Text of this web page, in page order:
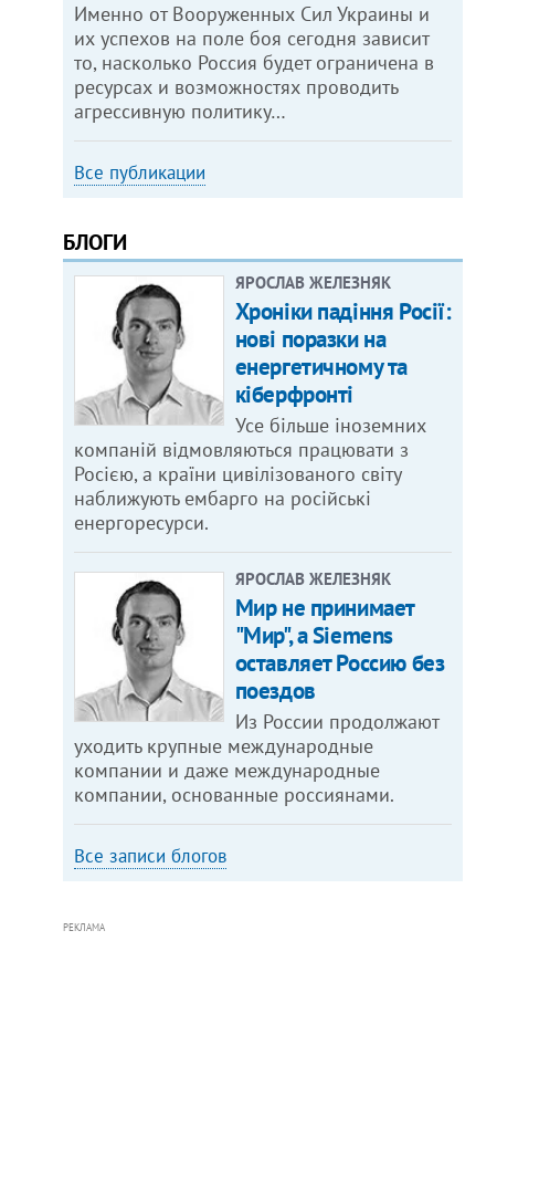
Именно от Вооруженных Сил Украины и
их успехов на поле боя сегодня зависит
то, насколько Россия будет ограничена в
ресурсах и возможностях проводить
агрессивную политику…
Все публикации
БЛОГИ
ЯРОСЛАВ ЖЕЛЕЗНЯК
Хроніки падіння Росії:
нові поразки на
енергетичному та
кіберфронті
Усе більше іноземних
компаній відмовляються працювати з
Росією, а країни цивілізованого світу
наближують ембарго на російські
енергоресурси.
ЯРОСЛАВ ЖЕЛЕЗНЯК
Мир не принимает
"Мир", а Siemens
оставляет Россию без
поездов
Из России продолжают
уходить крупные международные
компании и даже международные
компании, основанные россиянами.
Все записи блогов
РЕКЛАМА